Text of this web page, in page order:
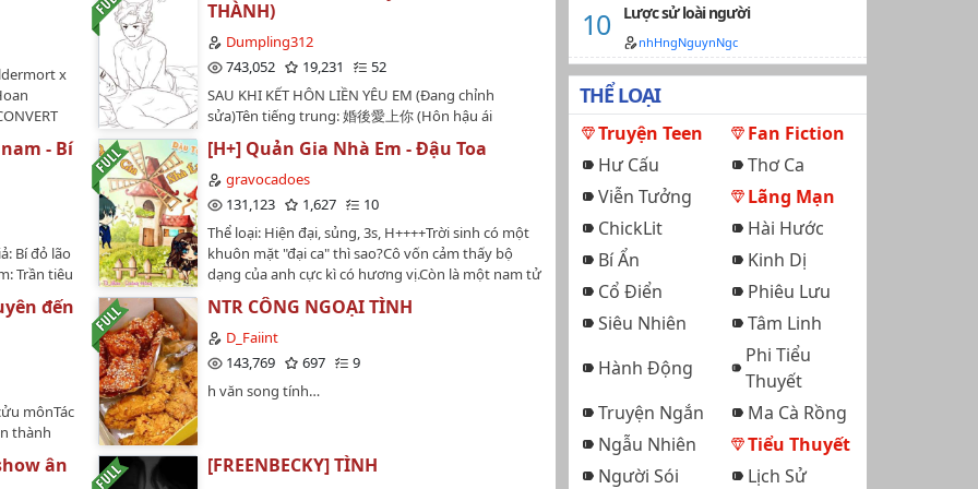
đắc đạo
vợ nhỏ
dáng
như
dạ giả
phục ký
giống
trí nhớ hai
yêu
dùng
Lược người không thể có. Giúp cho Phú Sát Dung
bản ngã con người mình.…
1V1, HE Ngày đào hố: 20/7/2022Ngày lấp hố:
20/01/2023Văn án:Mẫn Dao là một ảnh hậu, vô tình
chết lại bị trói định hệ thống "Công lược tính phúc".
thế giới.Mỗi thế giới đều là 1V1.Nhiệm vụ của nữ
chủ là trợ giúp ký chủ công lược nhân vật mục
tiêu.TG01: Bác sĩ cấm dục VS Thư ký thanh maiTG02:
Muộn tao quân nhân VS Bạn gái mang bầuTG03:
Tổng tài hắc hóa VS Người vợ hiền huệTG04: Thảo
căn tướng quân VS Người vợ tào khangTG05: Quỷ
súc hiệu trưởng VS Giáo viên mỹ nữTG06: Hầu gia
tàn nhẫn VS Mẹ kế xinh đẹpTG07: Vương gia hoa
tâm VS Hoa khôi thanh lâu TG08: Giáo thảo cao
lãnh VS Hoa hậu giảng đường dâm đãngTG09:
Thiếu tướng lãnh khốc VS Sĩ quan phụ tá kiều
mịTG10: Si cuồng kiếm thánh VS Thê tử vị vắng
vẻPhiên ngoại: Thoái khỏi hệ thống, cuộc sống
mới---------------------Đây là truyện lần đầu mình edit
và edit dựa trên bản convert nên chỉ đúng 70-80%
x
cho
là phòng
bể bơi
bao tử:
cung cấp
ma dược
thí
lâu
so
không
bào
ngươi
10/15/c-
THÀNH)
Dumpling312
743,052
19,231
52
SAU KHI KẾT HÔN LIỀN YÊU EM (Đang chỉnh
sửa)Tên tiếng trung: 婚後愛上你 (Hôn hậu ái
thượng nhĩ )Tác giả: 狐狸不放羊 - Hồ ly bất phóng
dương. aka Hồ ly không bỏ cừuTui chả biết dịch
sao cho ổn nên để QT vậy luôn.Ai dịch ổn thì nói tui
nhenNgười dịch: Bánh Bao ( Dumpling312 )Hoàn
9.12.2022Lịch đăng truyện: Thứ 4 và Chủ nhật nhé
❤❤❤Ngày nhảy hố: 2/4/2021Số chương: 39
chươngHuhuuu hong chuyển ver nha mn ưiiiiHmu
hmu đọc trên w a t t p a d của toi
đeee.@Dumpling312 ó. Đừng đọc trên truyện wiki
😭😭😭. Hỏng phải toi đăng đâuVăn ánTrình Cảnh,
sinh viên năm 3 vì sự tồn tại của gia tộc mà gả cho
"Đế vương thương nghiệp " ---- Thiệu Nghị
Ngạo.Thiệu Nghị Ngạo không nghĩ tới thiếu niên
sao....BỘ NÀY MÌNH KHÔNG BETA!…
- Bí
Bí đỏ lão
Trần tiêu
mà chết.
kim
toàn
tự giác
gió thủy
tiêu:
thôi
thịnh
[H+] Quản Gia Nhà Em - Đậu Toa
gravocadoes
131,123
1,627
10
Thể loại: Hiện đại, sủng, 3s, H++++Trời sinh có một
khuôn mặt "đại ca" thì sao?Cô vốn cảm thấy bộ
dạng của anh cực kì có hương vị.Còn là một nam tử
hán chính nghĩa hiếm có đó!Tuy rằng màn "anh
hùng cứu mỹ nhân" của anh kỳ thật là dư
thừa.Thậm chí thay đổi nhân thể thí nghiệm
nguyên bản trong kế hoạch của cô.Nhưng chuột
cũng có thể thấy được.Cho nên cô quyết định giúp
làm lao động nữa.Kết quả đổi lấy chỉ là anh thở phì
phì quở trách.Còn nói cô nếu không biết giữ mình
đến
mônTác
thành
trạng
NTR CÔNG NGOẠI TÌNH
D_Faiint
143,769
697
9
h văn song tính…
ân
[FREENBECKY] TÌNH
Lược sử loài người
nhHngNguynNgc
THỂ LOẠI
Truyện Teen
Fan Fiction
Hư Cấu
Thơ Ca
Viễn Tưởng
Lãng Mạn
ChickLit
Hài Hước
Bí Ẩn
Kinh Dị
Cổ Điển
Phiêu Lưu
Siêu Nhiên
Tâm Linh
Hành Động
Phi Tiểu
Thuyết
Truyện Ngắn
Ma Cà Rồng
Ngẫu Nhiên
Tiểu Thuyết
Người Sói
Lịch Sử